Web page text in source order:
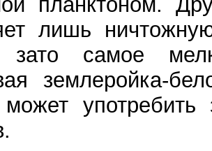
лишь
зато самое
землеройка-